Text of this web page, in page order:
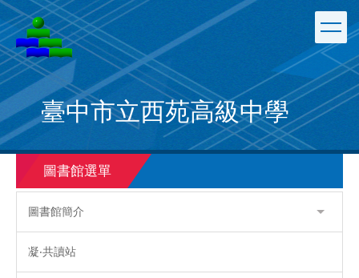
跳
到
主
要
內
容
區
臺中市立西苑高級中學
圖書館選單
圖書館簡介
凝‧共讀站